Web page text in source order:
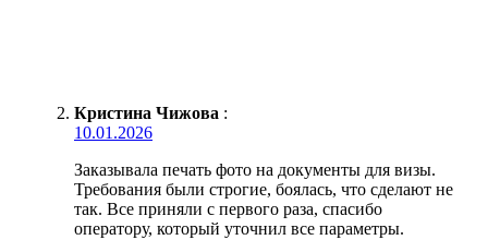
Кристина Чижова :
10.01.2026
Заказывала печать фото на документы для визы.
Требования были строгие, боялась, что сделают не
так. Все приняли с первого раза, спасибо
оператору, который уточнил все параметры.